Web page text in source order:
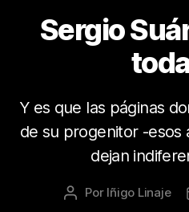
Sergio
Y es que las páginas
de su progenitor -esos
dejan
Autor
Por Iñigo Linaje